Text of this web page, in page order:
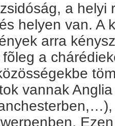
a helyi
helyen van. A
arra
a
vannak